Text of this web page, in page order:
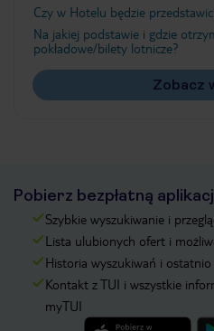
Czy w Hotelu będzie
Na jakiej podstawie i gdzie
pokładowe/bilety lotnicze?
Zobacz
Pobierz bezpłatną
Szybkie wyszukiwanie i
Lista ulubionych ofert i
Historia wyszukiwań i
Kontakt z TUI i wszystkie
myTUI